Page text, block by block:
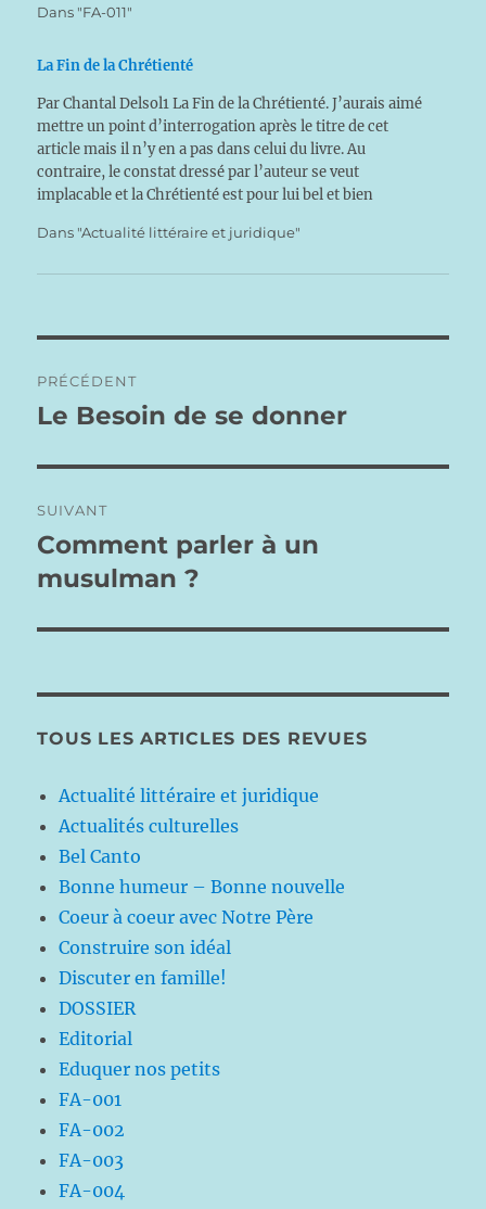
France…
Dans "FA-011"
La Fin de la Chrétienté
Par Chantal Delsol1 La Fin de la Chrétienté. J’aurais aimé
mettre un point d’interrogation après le titre de cet
article mais il n’y en a pas dans celui du livre. Au
contraire, le constat dressé par l’auteur se veut
implacable et la Chrétienté est pour lui bel et bien
Dans "Actualité littéraire et juridique"
de
PRÉCÉDENT
Publication
Le Besoin de se donner
SUIVANT
Publication
suivante :
Comment parler à un
musulman ?
TOUS LES ARTICLES DES REVUES
Actualité littéraire et juridique
Actualités culturelles
Bel Canto
Bonne humeur – Bonne nouvelle
Coeur à coeur avec Notre Père
Construire son idéal
Discuter en famille!
DOSSIER
Editorial
Eduquer nos petits
FA-001
FA-002
FA-003
FA-004